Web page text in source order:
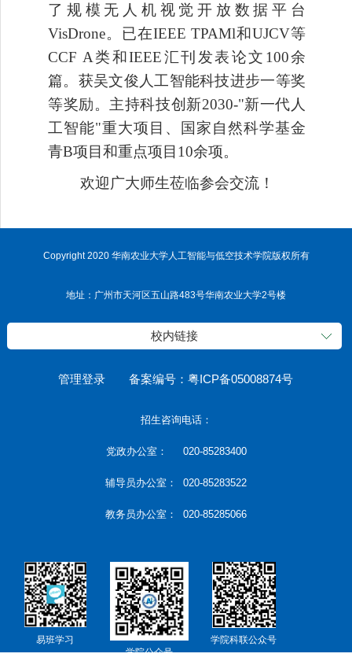
了规模无人机视觉开放数据平台
VisDrone。已在IEEE TPAMl和UJCV等
CCF A类和IEEE汇刊发表论文100余
篇。获吴文俊人工智能科技进步一等奖
等奖励。主持科技创新2030-"新一代人
工智能"重大项目、国家自然科学基金
青B项目和重点项目10余项。
欢迎广大师生莅临参会交流！
Copyright 2020 华南农业大学人工智能与低空技术学院版权所有
地址：广州市天河区五山路483号华南农业大学2号楼
校内链接
管理登录 备案编号：粤ICP备05008874号
招生咨询电话：
党政办公室： 020-85283400
辅导员办公室： 020-85283522
教务员办公室： 020-85285066
易班学习
学院公众号
学院科联公众号